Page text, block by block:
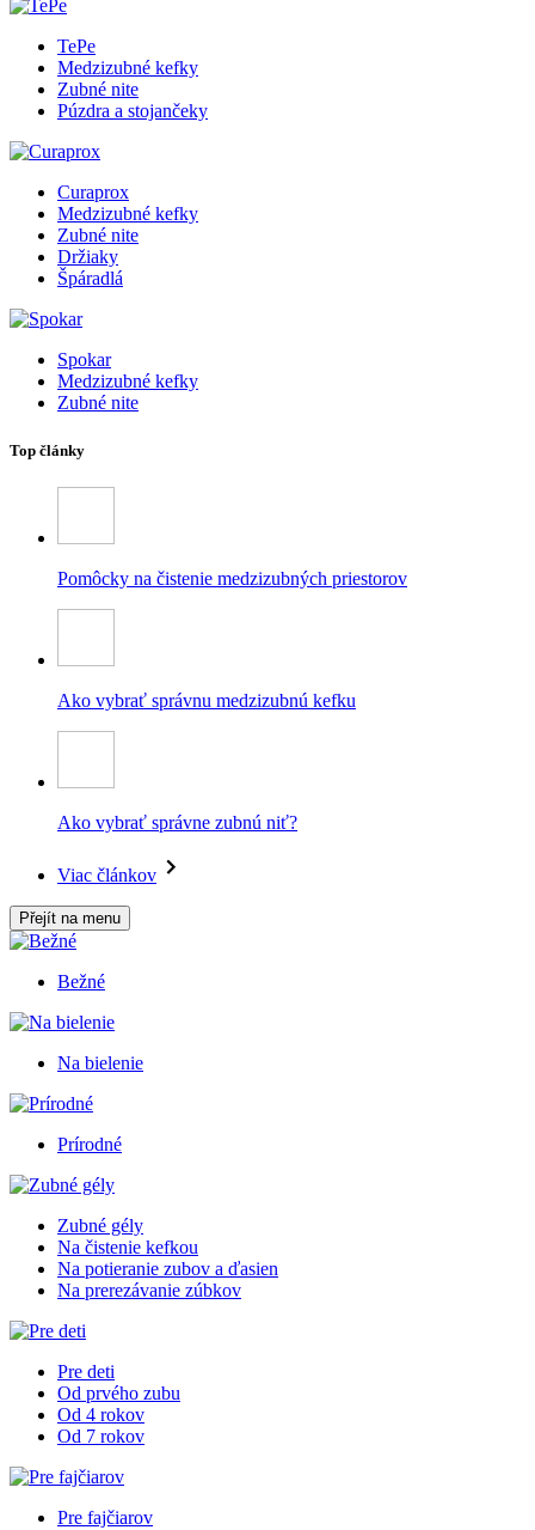
TePe
Medzizubné kefky
Zubné nite
Púzdra a stojančeky
Curaprox
Medzizubné kefky
Zubné nite
Držiaky
Špáradlá
Spokar
Medzizubné kefky
Zubné nite
Top články
Pomôcky na čistenie medzizubných priestorov
Ako vybrať správnu medzizubnú kefku
Ako vybrať správne zubnú niť?
Viac článkov
Přejít na menu
Bežné
Na bielenie
Prírodné
Zubné gély
Na čistenie kefkou
Na potieranie zubov a ďasien
Na prerezávanie zúbkov
Pre deti
Od prvého zubu
Od 4 rokov
Od 7 rokov
Pre fajčiarov